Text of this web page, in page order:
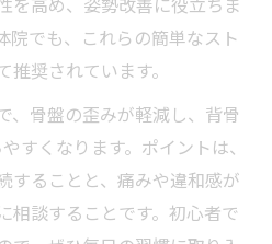
院でも、これらの簡単なスト
奨されています。
、骨盤の歪みが軽減し、背骨
すくなります。ポイントは、
することと、痛みや違和感が
相談することです。初心者で